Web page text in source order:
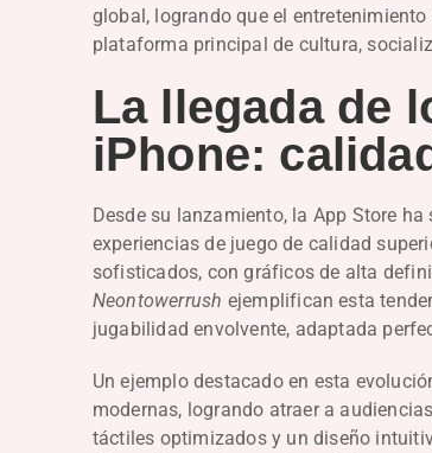
global, logrando que el
plataforma principal de cultura,
La llegada de
iPhone:
Desde su lanzamiento, la App Store
experiencias de juego de calidad
sofisticados, con gráficos de alta
Neontowerrush ejemplifican esta
jugabilidad envolvente, adaptada
Un ejemplo destacado en esta
modernas, logrando atraer a
táctiles optimizados y un diseño